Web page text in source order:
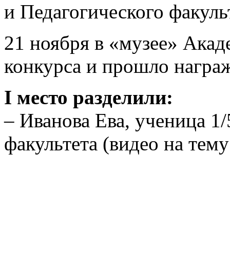
и Педагогического
21 ноября в «музее»
конкурса и прошло
I место разделили:
– Иванова Ева, ученица
факультета (видео на